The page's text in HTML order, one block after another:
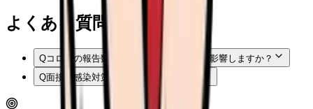
よくある質問
Qコロナの報告数が増えたら転職先選びに影響しますか？
Q面接で感染対策を聞いてよいですか？